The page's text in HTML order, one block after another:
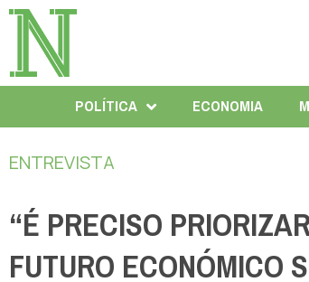
POLÍTICA ECONOMIA
ENTREVISTA
“É PRECISO
FUTURO ECONÓMICO